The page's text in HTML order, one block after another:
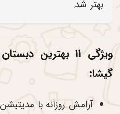
بهتر شد.
ویژگی ۱۱ بهترین
گیشا:
آرامش روزانه با